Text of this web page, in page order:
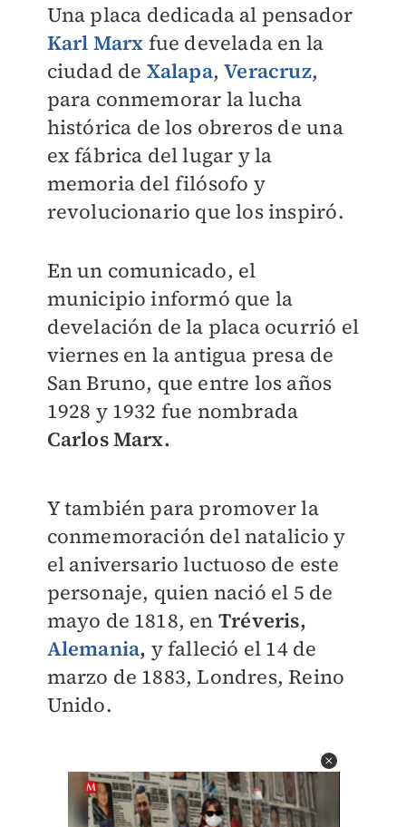
Una placa dedicada al pensador
Karl Marx fue develada en la
ciudad de Xalapa,Veracruz,
para conmemorar la lucha
histórica de los obreros de una
ex fábrica del lugar y la
memoria del filósofo y
revolucionario que los inspiró.
En un comunicado, el
municipio informó que la
develación de la placa ocurrió el
viernes en la antigua presa de
San Bruno, que entre los años
1928 y 1932 fue nombrada
Carlos Marx.
Y también para promover la
conmemoración del natalicio y
el aniversario luctuoso de este
personaje, quien nació el 5 de
mayo de 1818, en Tréveris,
Alemania, y falleció el 14 de
marzo de 1883, Londres, Reino
Unido.